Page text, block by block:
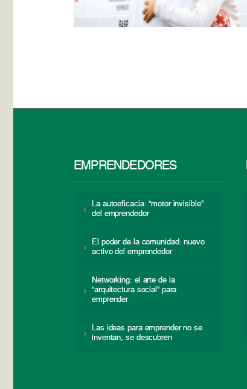
EMPRENDEDORES
La autoeficacia: “motor invisible”
del emprendedor
El poder de la comunidad: nuevo
activo del emprendedor
Networking: el arte de la
“arquitectura social” para
emprender
Las ideas para emprender no se
inventan, se descubren